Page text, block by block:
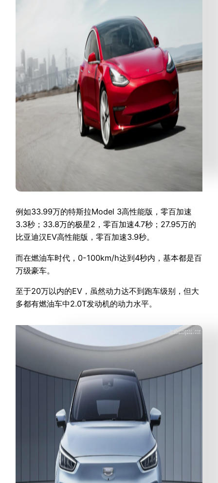
例如33.99万的特斯拉Model 3高性能版，零百加速
3.3秒；33.8万的极星2，零百加速4.7秒；27.95万的
比亚迪汉EV高性能版，零百加速3.9秒。
而在燃油车时代，0-100km/h达到4秒内，基本都是百
万级豪车。
至于20万以内的EV，虽然动力达不到跑车级别，但大
多都有燃油车中2.0T发动机的动力水平。